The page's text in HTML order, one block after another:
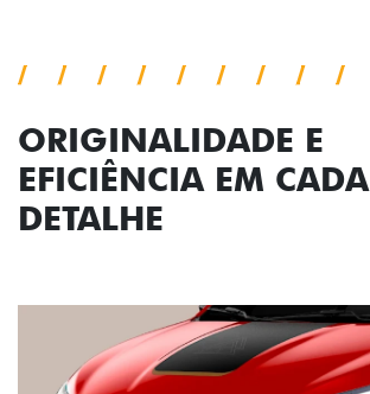
ORIGINALIDADE E
EFICIÊNCIA EM CADA
DETALHE